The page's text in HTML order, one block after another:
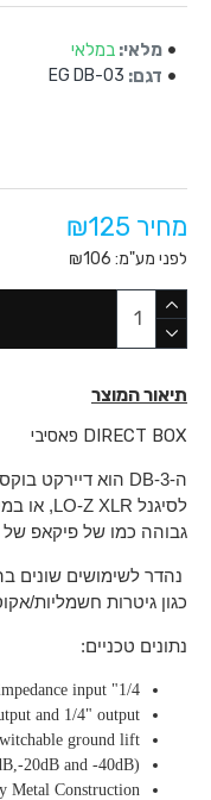
מלאי: במלאי
דגם: EG DB-03
מחיר ₪125
לפני מע"מ: ₪106
תיאור המוצר
DIRECT BOX פאסיבי
לסיגנל LO-Z XLR, או במילים אחרות, מ
גבוהה כמו של פיקאפ של
נהדר לשימושים שונים
כגון גיטרות חשמליות/
נתונים טכניים:
1/4" high impedance input
and 1/4" output
ground lift
20dB and -40dB)
Metal Construction